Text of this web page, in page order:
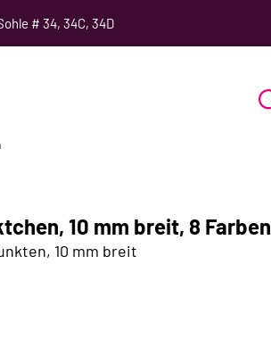
# 34, 34C, 34D
10 mm breit, 8 Farben
10 mm breit